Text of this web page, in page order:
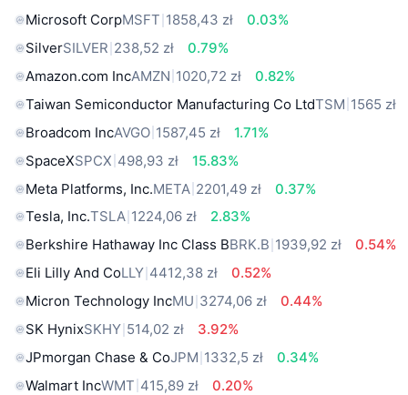
Microsoft CorpMSFT 1858,43 zł
0.03%
SilverSILVER 238,52 zł
0.79%
Amazon.com IncAMZN 1020,72 zł
0.82%
Taiwan Semiconductor Manufacturing Co LtdTSM 1565 zł
Broadcom IncAVGO 1587,45 zł
1.71%
SpaceXSPCX 498,93 zł
15.83%
Meta Platforms, Inc.META 2201,49 zł
0.37%
Tesla, Inc.TSLA 1224,06 zł
2.83%
Berkshire Hathaway Inc Class BBRK.B 1939,92 zł
0.54%
Eli Lilly And CoLLY 4412,38 zł
0.52%
Micron Technology IncMU 3274,06 zł
0.44%
SK HynixSKHY 514,02 zł
3.92%
JPmorgan Chase & CoJPM 1332,5 zł
0.34%
Walmart IncWMT 415,89 zł 0.20%